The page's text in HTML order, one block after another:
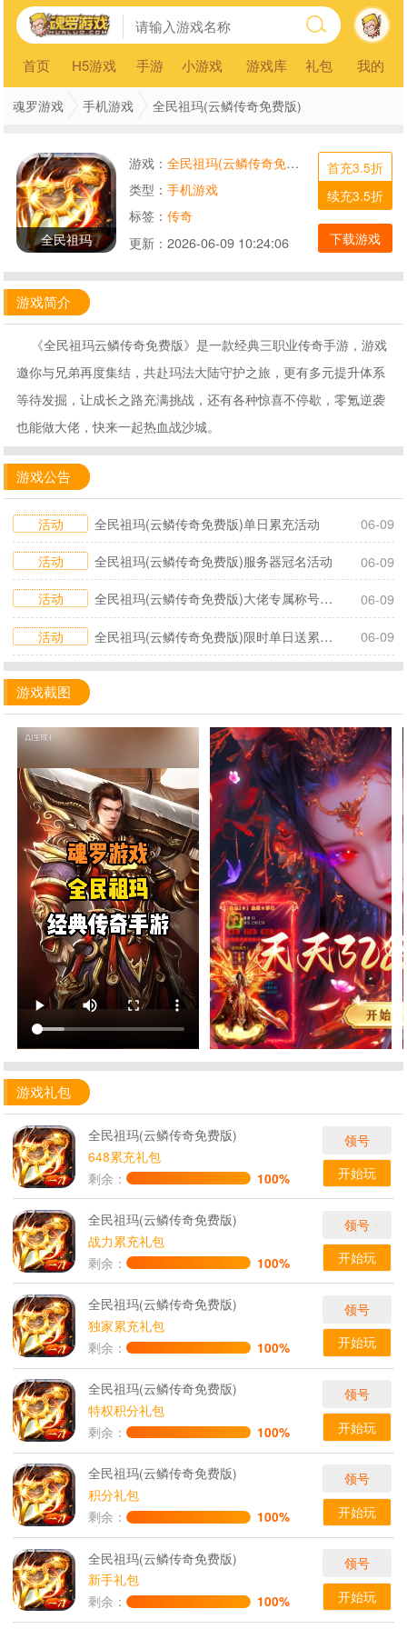
首页 H5游戏 手游 小游戏 游戏库 礼包 我的
魂罗游戏 手机游戏 全民祖玛(云鳞传奇免费版)
全民祖玛
游戏： 全民祖玛(云鳞传奇免费版)
类型： 手机游戏
标签： 传奇
更新： 2026-06-09 10:24:06
首充3.5折
续充3.5折
下载游戏
游戏简介
《全民祖玛云鳞传奇免费版》是一款经典三职业传奇手游，游戏
邀你与兄弟再度集结，共赴玛法大陆守护之旅，更有多元提升体系
等待发掘，让成长之路充满挑战，还有各种惊喜不停歇，零氪逆袭
也能做大佬，快来一起热血战沙城。
游戏公告
活动 全民祖玛(云鳞传奇免费版)单日累充活动
06-09
活动
全民祖玛(云鳞传奇免费版)服务器冠名活动
06-09
活动
全民祖玛(云鳞传奇免费版)大佬专属称号活动
06-09
活动
全民祖玛(云鳞传奇免费版)限时单日送累充代币活动2026.6.9-6.11 06-09
游戏截图
游戏礼包
全民祖玛(云鳞传奇免费版)
648累充礼包
剩余：
100%
领号
开始玩
全民祖玛(云鳞传奇免费版)
战力累充礼包
剩余：
100%
领号
开始玩
全民祖玛(云鳞传奇免费版)
独家累充礼包
剩余：
100%
领号
开始玩
全民祖玛(云鳞传奇免费版)
特权积分礼包
剩余：
100%
领号
开始玩
全民祖玛(云鳞传奇免费版)
积分礼包
剩余：
100%
领号
开始玩
全民祖玛(云鳞传奇免费版)
新手礼包
剩余：
100%
领号
开始玩